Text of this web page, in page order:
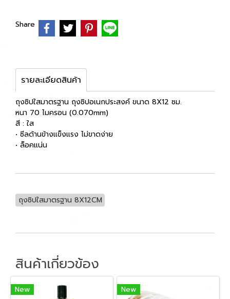
Share
รายละเอียดสินค้า
ถุงซิปใสมาตรฐาน ถุงซิปอเนกประสงค์ ขนาด 8X12 ซม.
หนา 70 ไมครอน (0.070mm)
สี : ใส
• ซีลด้านข้างแข็งแรง ไม่ขาดง่าย
• ล็อคแน่น
ถุงซิปใสมาตรฐาน 8X12CM
สินค้าเกี่ยวข้อง
New New